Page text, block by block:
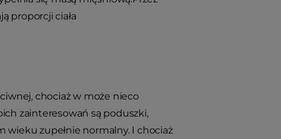
proporcji ciała
chociaż w może nieco
zainteresowań są poduszki,
wieku zupełnie normalny. I chociaż